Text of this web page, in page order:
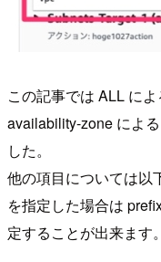
この記事では ALL に
availability-zone によ
した。
他の項目については以
を指定した場合は
定することが出来ます。